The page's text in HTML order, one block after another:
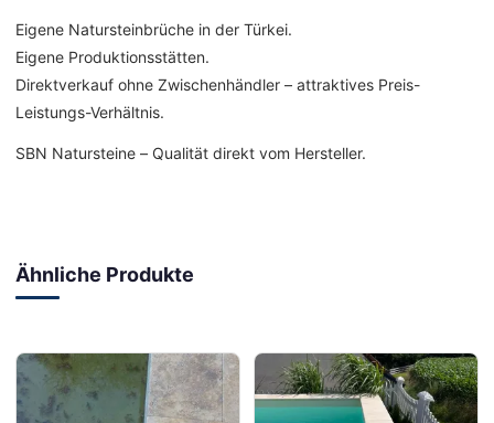
Eigene Natursteinbrüche in der Türkei.
Eigene Produktionsstätten.
Direktverkauf ohne Zwischenhändler – attraktives Preis-
Leistungs-Verhältnis.
SBN Natursteine – Qualität direkt vom Hersteller.
Ähnliche Produkte